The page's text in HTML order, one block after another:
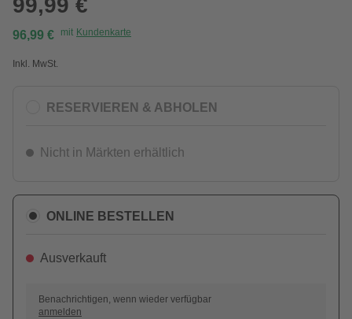
99,99 €
96,99 € mit Kundenkarte
Inkl. MwSt.
RESERVIEREN & ABHOLEN
Nicht in Märkten erhältlich
ONLINE BESTELLEN
Ausverkauft
Benachrichtigen, wenn wieder verfügbar
anmelden